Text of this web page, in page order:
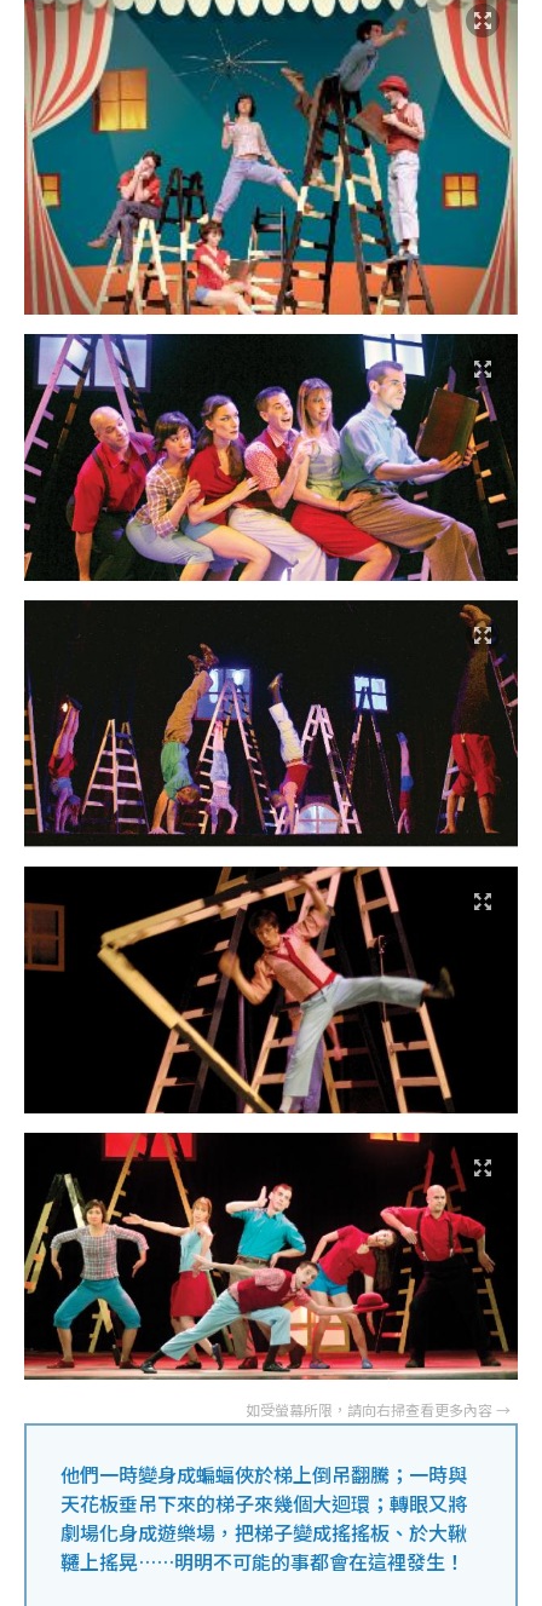
他們一時變身成蝙蝠俠於梯上倒吊翻騰；一時與
天花板垂吊下來的梯子來幾個大迴環；轉眼又將
劇場化身成遊樂場，把梯子變成搖搖板、於大鞦
韆上搖晃……明明不可能的事都會在這裡發生！